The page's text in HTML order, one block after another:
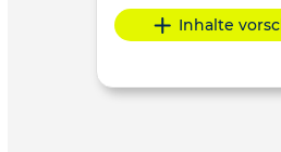
Inhalte